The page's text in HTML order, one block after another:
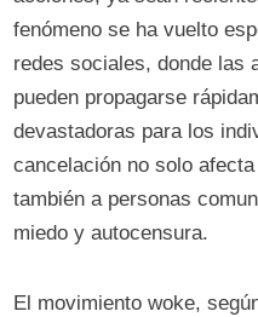
fenómeno se ha vuelto
redes sociales, donde las
pueden propagarse
devastadoras para los
cancelación no solo
también a personas
miedo y autocensura.
El movimiento woke,